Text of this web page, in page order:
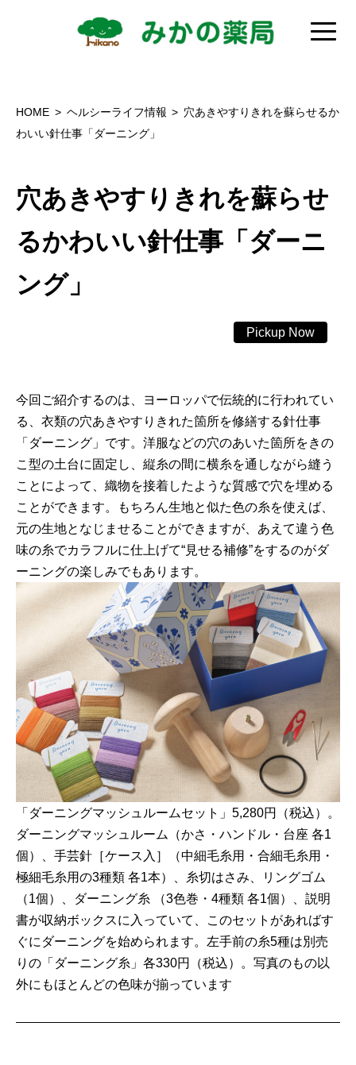
HOME ヘルシーライフ情報
穴あきやすりきれを蘇らせるか
わいい針仕事「ダーニング」
穴あきやすりきれを蘇らせ
るかわいい針仕事「ダーニ
ング」
Pickup Now
今回ご紹介するのは、ヨーロッパで伝統的に行われてい
る、衣類の穴あきやすりきれた箇所を修繕する針仕事
「ダーニング」です。洋服などの穴のあいた箇所をきの
こ型の土台に固定し、縦糸の間に横糸を通しながら縫う
ことによって、織物を接着したような質感で穴を埋める
ことができます。もちろん生地と似た色の糸を使えば、
元の生地となじませることができますが、あえて違う色
味の糸でカラフルに仕上げて“見せる補修”をするのがダ
ーニングの楽しみでもあります。
「ダーニングマッシュルームセット」5,280円（税込）。
ダーニングマッシュルーム（かさ・ハンドル・台座 各1
個）、手芸針［ケース入］（中細毛糸用・合細毛糸用・
極細毛糸用の3種類 各1本）、糸切はさみ、リングゴム
（1個）、ダーニング糸 （3色巻・4種類 各1個）、説明
書が収納ボックスに入っていて、このセットがあればす
ぐにダーニングを始められます。左手前の糸5種は別売
りの「ダーニング糸」各330円（税込）。写真のもの以
外にもほとんどの色味が揃っています